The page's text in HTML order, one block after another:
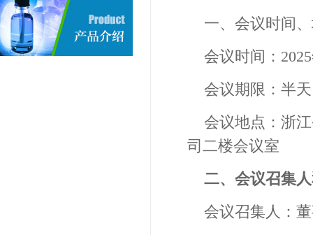
一、会议时间
会议时间： 2025
会议期限：半天
会议地点： 浙
司二楼会议室
二、会议召集
会议召集人：